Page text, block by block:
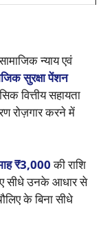
न्याय एवं
सुरक्षा पेंशन
वित्तीय सहायता
रोज़गार करने में
₹3,000की राशि
सीधे उनके आधार से
के बिना सीधे